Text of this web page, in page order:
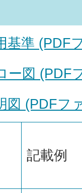
基準 (PDF
ー図 (PDF
図 (PDFフ
記載例